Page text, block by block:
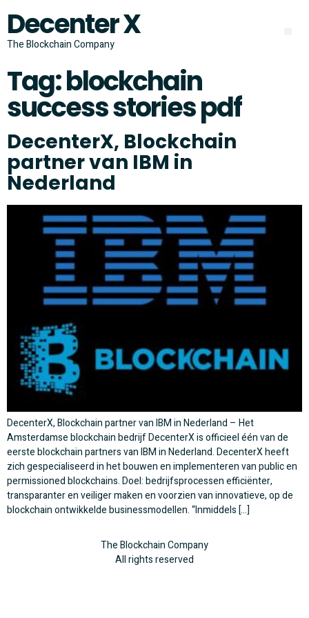
Decenter X
The Blockchain Company
Tag:blockchain
success stories pdf
DecenterX, Blockchain
partner van IBM in
Nederland
DecenterX, Blockchain partner van IBM in Nederland – Het
Amsterdamse blockchain bedrijf DecenterX is officieel één van de
eerste blockchain partners van IBM in Nederland. DecenterX heeft
zich gespecialiseerd in het bouwen en implementeren van public en
permissioned blockchains. Doel: bedrijfsprocessen efficiënter,
transparanter en veiliger maken en voorzien van innovatieve, op de
blockchain ontwikkelde businessmodellen. “Inmiddels […]
The Blockchain Company
All rights reserved